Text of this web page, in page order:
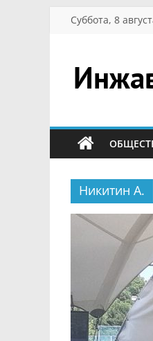
Перейти
Суббота, 8
сельский
портал
Никитин А.